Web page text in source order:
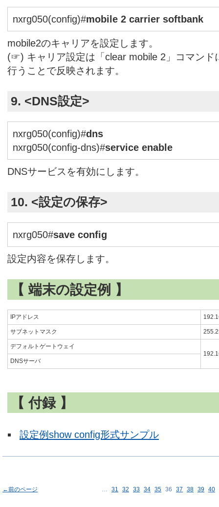
nxrg050(config)#mobile 2 carrier softbank
mobile2のキャリアを設定します。
(☞) キャリア設定は「clear mobile 2」コマンド
行うことで反映されます。
9. <DNS設定>
nxrg050(config)#dns
nxrg050(config-dns)#service enable
DNSサービスを有効にします。
10. <設定の保存>
nxrg050#save config
設定内容を保存します。
【 端末の設定例 】
IPアドレス
サブネットマスク
デフォルトゲートウェイ
DNSサーバ
【 付録 】
設定例show config形式サンプル
←前のページ … 31 32 33 34 35 36 37 38 39 40